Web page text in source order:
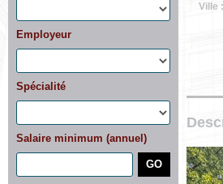
Employeur
Spécialité
Salaire minimum (annuel)
Ville :